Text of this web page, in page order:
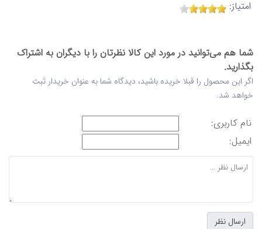
امتیاز:
شما هم می‌توانید در مورد این کالا نظرتان را با دیگران به اشتراک
بگذارید.
اگر این محصول را قبلا خریده باشید، دیدگاه شما به عنوان خریدار ثبت
خواهد شد.
نام کاربری:
ایمیل: